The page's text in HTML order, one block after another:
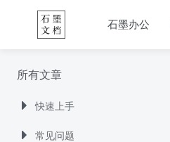
石墨办公
所有文章
快速上手
常见问题